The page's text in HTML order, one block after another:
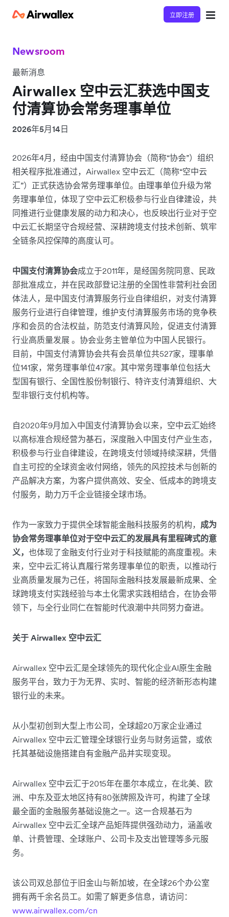
立即注册
Newsroom
最新消息
Airwallex 空中云汇获选中国支
付清算协会常务理事单位
2026年5月14日
2026年4月，经由中国支付清算协会（简称“协会”）组织
相关程序批准通过，Airwallex 空中云汇（简称“空中云
汇”）正式获选协会常务理事单位。由理事单位升级为常
务理事单位，体现了空中云汇积极参与行业自律建设，共
同推进行业健康发展的动力和决心，也反映出行业对于空
中云汇长期坚守合规经营、深耕跨境支付技术创新、筑牢
全链条风控保障的高度认可。
中国支付清算协会成立于2011年，是经国务院同意、民政
部批准成立，并在民政部登记注册的全国性非营利社会团
体法人，是中国支付清算服务行业自律组织，对支付清算
服务行业进行自律管理，维护支付清算服务市场的竞争秩
序和会员的合法权益，防范支付清算风险，促进支付清算
行业高质量发展 。协会业务主管单位为中国人民银行。
目前，中国支付清算协会共有会员单位共527家，理事单
位141家，常务理事单位47家。其中常务理事单位包括大
型国有银行、全国性股份制银行、特许支付清算组织、大
型非银行支付机构等。
自2020年9月加入中国支付清算协会以来，空中云汇始终
以高标准合规经营为基石，深度融入中国支付产业生态，
积极参与行业自律建设，在跨境支付领域持续深耕，凭借
自主可控的全球资金收付网络，领先的风控技术与创新的
产品解决方案，为客户提供高效、安全、低成本的跨境支
付服务，助力万千企业链接全球市场。
作为一家致力于提供全球智能金融科技服务的机构， 成为
协会常务理事单位对于空中云汇的发展具有里程碑式的意
义， 也体现了金融支付行业对于科技赋能的高度重视。未
来，空中云汇将认真履行常务理事单位的职责，以推动行
业高质量发展为己任，将国际金融科技发展最新成果、全
球跨境支付实践经验与本土化需求实践相结合，在协会带
领下，与全行业同仁在智能时代浪潮中共同努力奋进。
关于 Airwallex 空中云汇
Airwallex 空中云汇是全球领先的现代化企业AI原生金融
服务平台，致力于为无界、实时、智能的经济新形态构建
银行业的未来。
从小型初创到大型上市公司，全球超20万家企业通过
Airwallex 空中云汇管理全球银行业务与财务运营，或依
托其基础设施搭建自有金融产品并实现变现。
Airwallex 空中云汇于2015年在墨尔本成立，在北美、欧
洲、中东及亚太地区持有80张牌照及许可，构建了全球
最全面的金融服务基础设施之一。这一合规基石为
Airwallex 空中云汇全球产品矩阵提供强劲动力，涵盖收
单、计费管理、全球账户、公司卡及支出管理等多元服
务。
该公司双总部位于旧金山与新加坡，在全球26个办公室
拥有两千余名员工。如需了解更多信息，请访问：
www.airwallex.com/cn